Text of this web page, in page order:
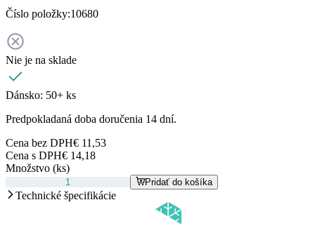
Číslo položky:10680
Nie je na sklade
Dánsko: 50+ ks
Predpokladaná doba doručenia 14 dní.
Cena bez DPH€ 11,53
Cena s DPH€ 14,18
Množstvo (ks)
Pridať do košíka
Technické špecifikácie